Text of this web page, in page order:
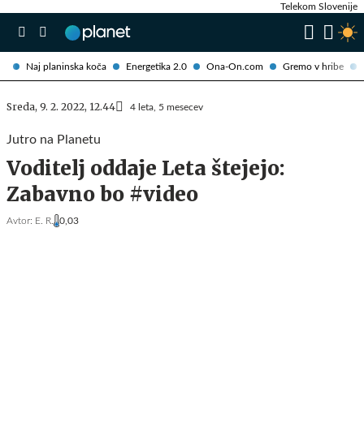
Naj planinska koča Energetika 2.0 Ona-On.com Gremo v hribe
Telekom Slovenije
Sreda, 9. 2. 2022, 12.44 4 leta, 5 mesecev
Jutro na Planetu
Voditelj oddaje Leta štejejo:
Zabavno bo #video
Avtor: E. R. 0,03